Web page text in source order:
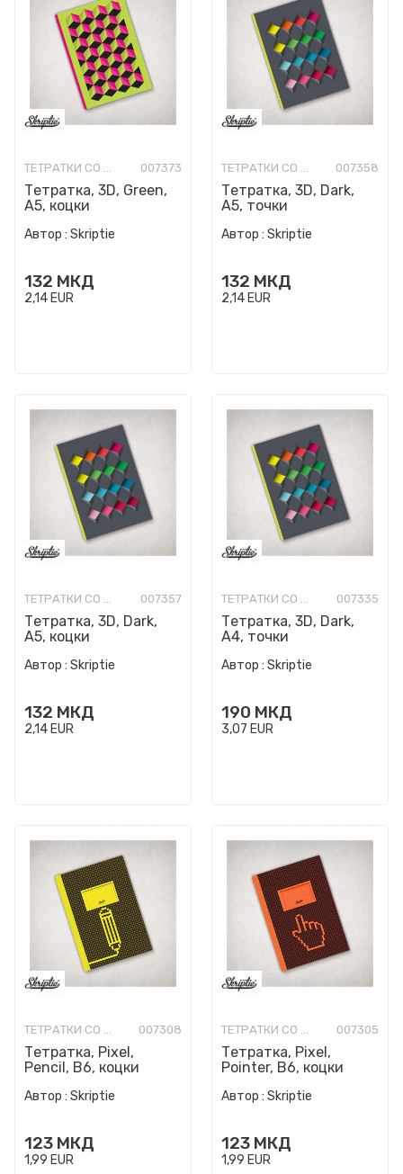
ТЕТРАТКИ СО ТВРДИ КОРИЦИ 007373
Тетратка, 3D, Green,
A5, коцки
Автор : Skriptie
132 МКД
2,14 EUR
ТЕТРАТКИ СО ТВРДИ КОРИЦИ 007358
Тетратка, 3D, Dark,
A5, точки
Автор : Skriptie
132 МКД
2,14 EUR
ТЕТРАТКИ СО ТВРДИ КОРИЦИ 007357
Тетратка, 3D, Dark,
A5, коцки
Автор : Skriptie
132 МКД
2,14 EUR
ТЕТРАТКИ СО ТВРДИ КОРИЦИ 007335
Тетратка, 3D, Dark,
A4, точки
Автор : Skriptie
190 МКД
3,07 EUR
ТЕТРАТКИ СО ТВРДИ КОРИЦИ 007308
Тетратка, Pixel,
Pencil, B6, коцки
Автор : Skriptie
123 МКД
1,99 EUR
ТЕТРАТКИ СО ТВРДИ КОРИЦИ 007305
Тетратка, Pixel,
Pointer, B6, коцки
Автор : Skriptie
123 МКД
1,99 EUR